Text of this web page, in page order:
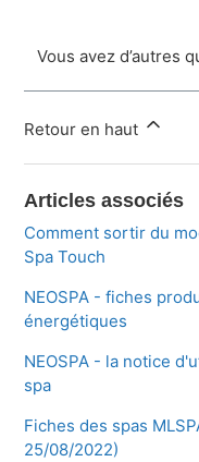
Vous avez d’autres
Retour en haut
Articles associés
Comment sortir du
Spa Touch
NEOSPA - fiches
énergétiques
NEOSPA - la notice
spa
Fiches des spas
25/08/2022)